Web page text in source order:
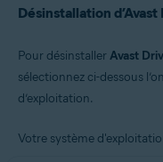
Désinstallation
Pour désinstallerAvast
sélectionnez ci-dessous
d’exploitation.
Votre système